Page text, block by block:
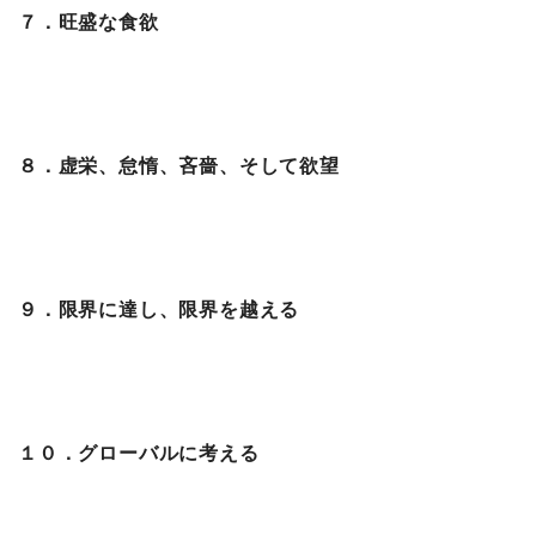
７．旺盛な食欲
８．虚栄、怠惰、吝嗇、そして欲望
９．限界に達し、限界を越える
１０．グローバルに考える